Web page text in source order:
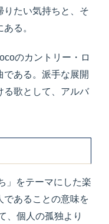
りたい気持ちと、そ
る。
のカントリー・ロ
である。派手な展開
る歌として、アルバ
」をテーマにした楽
であることの意味を
、個人の孤独より